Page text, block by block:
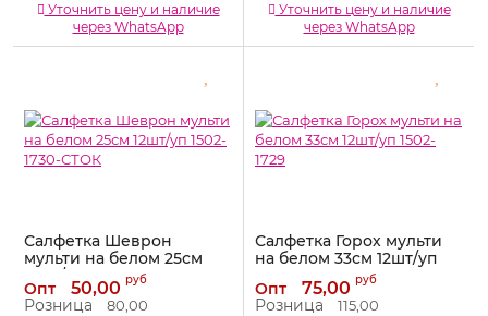
Уточнить цену и наличие
через WhatsApp
Уточнить цену и наличие
через WhatsApp
Салфетка Шеврон
мульти на белом 25см
12шт/уп 1502-1730-СТОК
Артикул: 1502-1730-СТОК
Опт 50,00 руб
Розница 80,00
Салфетка Горох мульти
на белом 33см 12шт/уп
Артикул: 1502-1729
Опт 75,00 руб
Розница 115,00